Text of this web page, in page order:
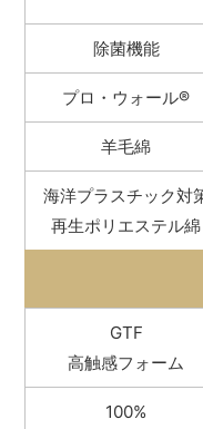
除菌機能
プロ・ウォール®
羊毛綿
海洋プラスチック対
再生ポリエステル綿
GTF
高触感フォーム
100%